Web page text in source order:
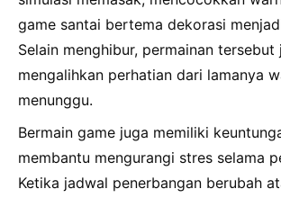
game santai bertema dekorasi
Selain menghibur, permainan tersebut
mengalihkan perhatian dari lamanya
menunggu.
Bermain game juga memiliki
membantu mengurangi stres selama
Ketika jadwal penerbangan berubah